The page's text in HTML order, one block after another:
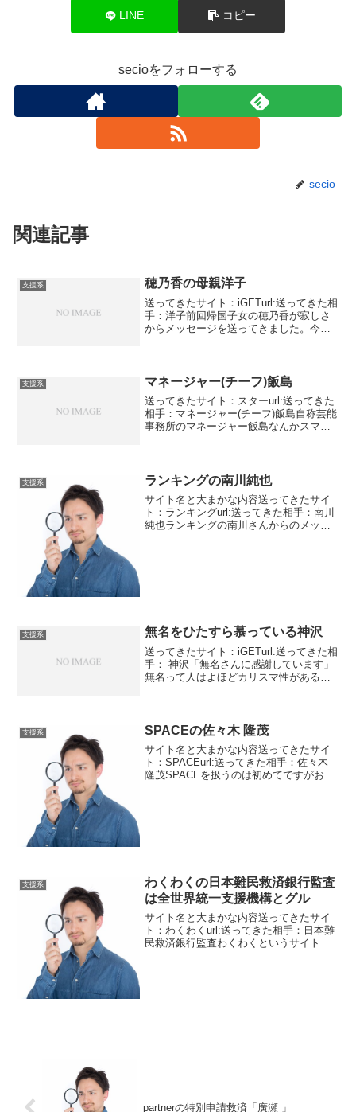
LINE コピー
secioをフォローする
secio
関連記事
支援系 穂乃香の母親洋子
送ってきたサイト：iGETurl:送ってきた相
手：洋子前回帰国子女の穂乃香が寂しさ
からメッセージを送ってきました。今度
誰なのかわ...
支援系 マネージャー(チーフ)飯島
送ってきたサイト：スターurl:送ってきた
相手：マネージャー(チーフ)飯島自称芸能
事務所のマネージャー飯島なんかスマッ
出会い系だとA...
支援系 ランキングの南川純也
サイト名と大まかな内容送ってきたサイ
ト：ランキングurl:送ってきた相手：南川
純也ランキングの南川さんからのメッセ
支援系 無名をひたすら慕っている神沢
送ってきたサイト：iGETurl:送ってきた相
手： 神沢「無名さんに感謝しています」
無名って人はよほどカリスマ性があるの
の知識は国...
支援系 SPACEの佐々木 隆茂
サイト名と大まかな内容送ってきたサイ
ト：SPACEurl:送ってきた相手：佐々木
隆茂SPACEを扱うのは初めてですがおそ
支援系
わくわくの日本難民救済銀行監査
は全世界統一支援機構とグル
サイト名と大まかな内容送ってきたサイ
ト：わくわくurl:送ってきた相手：日本難
民救済銀行監査わくわくというサイトに
partnerの特別申請救済「廣瀬 」